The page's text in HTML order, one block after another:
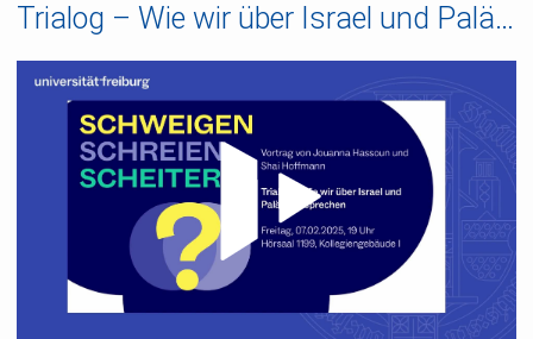
Trialog – Wie wir über Israel und Palästina sprechen